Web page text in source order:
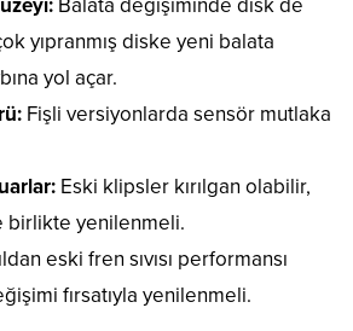
Balata değişiminde disk de
yıpranmış diske yeni balata
yol açar.
Fişli versiyonlarda sensör mutlaka
Eski klipsler kırılgan olabilir,
birlikte yenilenmeli.
eski fren sıvısı performansı
fırsatıyla yenilenmeli.